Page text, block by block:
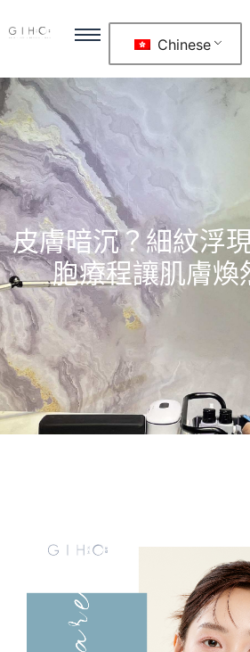
Chinese
皮膚暗沉？細紋浮
胞療程讓肌膚煥